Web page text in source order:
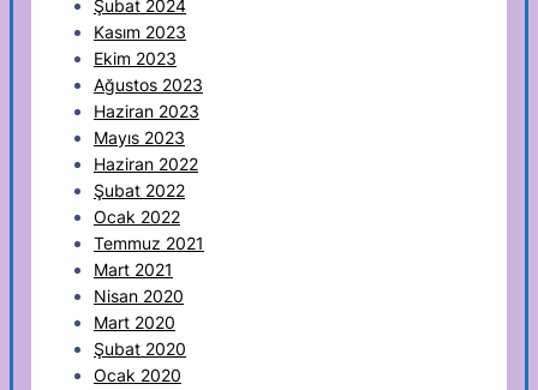
Şubat 2024
Kasım 2023
Ekim 2023
Ağustos 2023
Haziran 2023
Mayıs 2023
Haziran 2022
Şubat 2022
Ocak 2022
Temmuz 2021
Mart 2021
Nisan 2020
Mart 2020
Şubat 2020
Ocak 2020